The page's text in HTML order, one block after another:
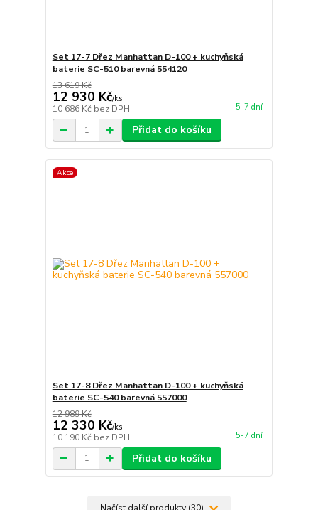
Set 17-7 Dřez Manhattan D-100 + kuchyňská
baterie SC-510 barevná 554120
13 619 Kč
12 930 Kč/ks
10 686 Kč bez DPH 5-7 dní
Přidat do košíku
Akce
Set 17-8 Dřez Manhattan D-100 + kuchyňská
baterie SC-540 barevná 557000
12 989 Kč
12 330 Kč/ks
10 190 Kč bez DPH 5-7 dní
Přidat do košíku